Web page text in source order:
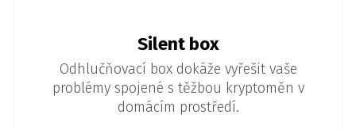
Silent box
Odhlučňovací box dokáže vyřešit vaše
problémy spojené s těžbou kryptoměn v
domácím prostředí.